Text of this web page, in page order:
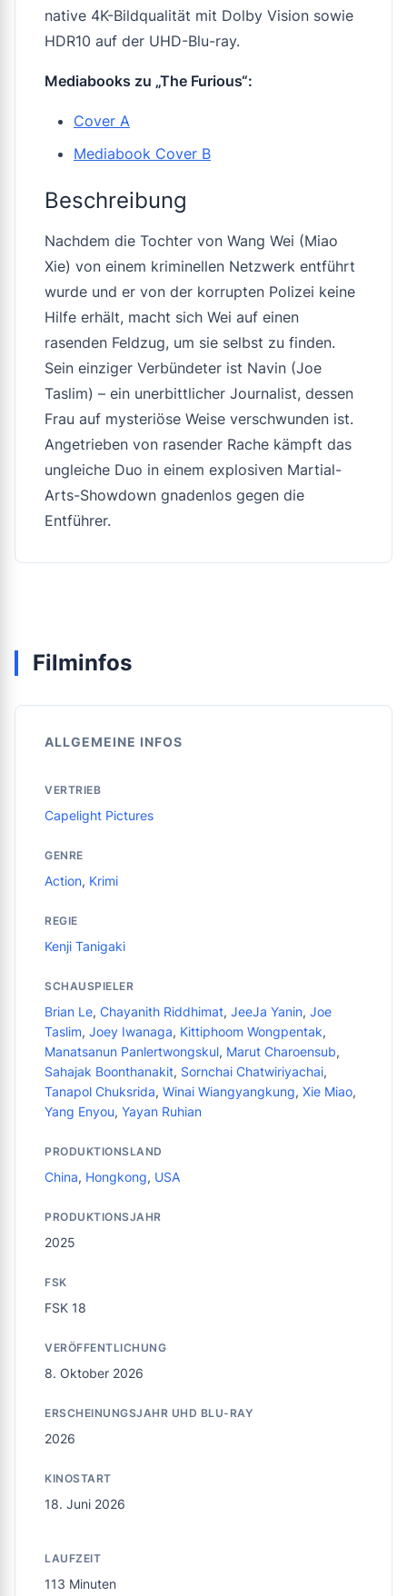
native 4K-Bildqualität mit Dolby Vision sowie
HDR10 auf der UHD-Blu-ray.
Mediabooks zu „The Furious“:
Cover A
Mediabook Cover B
Beschreibung
Nachdem die Tochter von Wang Wei (Miao
Xie) von einem kriminellen Netzwerk entführt
wurde und er von der korrupten Polizei keine
Hilfe erhält, macht sich Wei auf einen
rasenden Feldzug, um sie selbst zu finden.
Sein einziger Verbündeter ist Navin (Joe
Taslim) – ein unerbittlicher Journalist, dessen
Frau auf mysteriöse Weise verschwunden ist.
Angetrieben von rasender Rache kämpft das
ungleiche Duo in einem explosiven Martial-
Arts-Showdown gnadenlos gegen die
Entführer.
Filminfos
ALLGEMEINE INFOS
VERTRIEB
Capelight Pictures
GENRE
Action, Krimi
REGIE
Kenji Tanigaki
SCHAUSPIELER
Brian Le, Chayanith Riddhimat, JeeJa Yanin, Joe
Taslim, Joey Iwanaga, Kittiphoom Wongpentak,
Manatsanun Panlertwongskul, Marut Charoensub,
Sahajak Boonthanakit, Sornchai Chatwiriyachai,
Tanapol Chuksrida, Winai Wiangyangkung, Xie Miao,
Yang Enyou, Yayan Ruhian
PRODUKTIONSLAND
China, Hongkong, USA
PRODUKTIONSJAHR
2025
FSK
FSK 18
VERÖFFENTLICHUNG
8. Oktober 2026
ERSCHEINUNGSJAHR UHD BLU-RAY
2026
KINOSTART
18. Juni 2026
LAUFZEIT
113 Minuten